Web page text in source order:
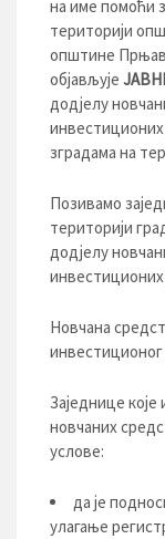
на име помоћи
територији
општине
објављује
додјелу
зградама на
Позивамо
територији
додјелу
инвестиционих
Новчана
инвестиционог
Заједнице које
новчаних
услове:
да је
улагање